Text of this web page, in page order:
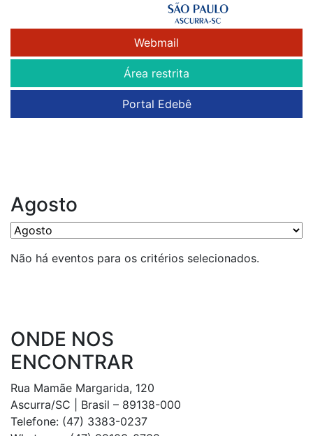
Webmail
Área restrita
Portal Edebê
Agosto
Não há eventos para os critérios selecionados.
ONDE NOS
ENCONTRAR
Rua Mamãe Margarida, 120
Ascurra/SC | Brasil – 89138-000
Telefone: (47) 3383-0237